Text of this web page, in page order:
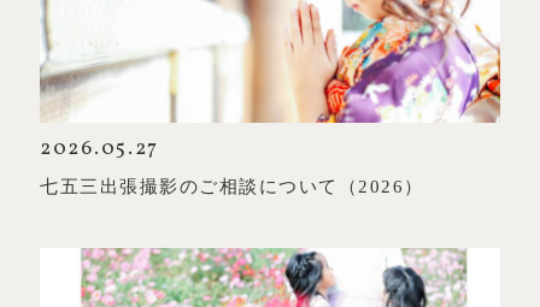
2026.05.27
七五三出張撮影のご相談について（2026）